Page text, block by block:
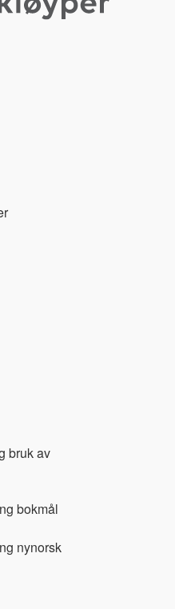
bruk av
bokmål
nynorsk